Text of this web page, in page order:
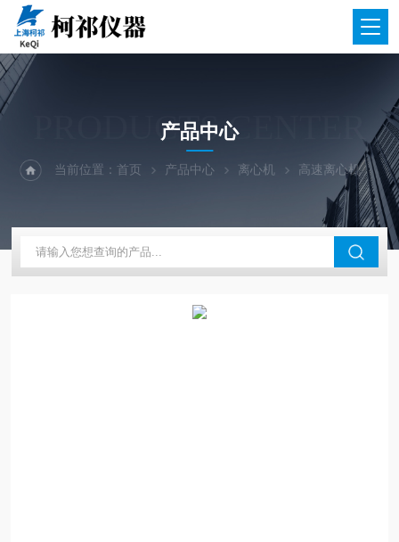
PRODUCTS CENTER
产品中心
当前位置：首页 产品中心 离心机 高速离心机